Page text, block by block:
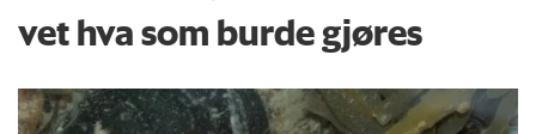
vet hva som burde gjøres